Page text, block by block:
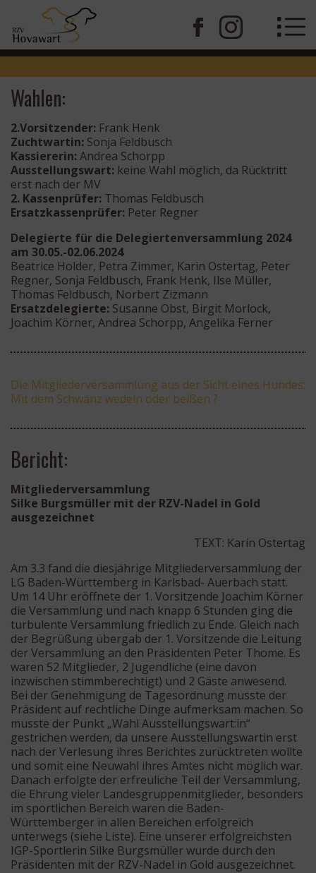
Wahlen:
2.Vorsitzender: Frank Henk
Zuchtwartin: Sonja Feldbusch
Kassiererin:Andrea Schorpp
Ausstellungswart: keine Wahl möglich, da Rücktritt
erst nach der MV
2. Kassenprüfer: Thomas Feldbusch
Ersatzkassenprüfer: Peter Regner
Delegierte für die Delegiertenversammlung 2024
am 30.05.-02.06.2024
Beatrice Holder, Petra Zimmer, Karin Ostertag, Peter
Regner, Sonja Feldbusch, Frank Henk, Ilse Müller,
Thomas Feldbusch, Norbert Zizmann
Ersatzdelegierte: Susanne Obst, Birgit Morlock,
Joachim Körner, Andrea Schorpp, Angelika Ferner
Die Mitgliederversammlung aus der Sicht eines Hundes:
Mit dem Schwanz wedeln oder beißen ?
Bericht:
Mitgliederversammlung
Silke Burgsmüller mit der RZV-Nadel in Gold
ausgezeichnet
TEXT: Karin Ostertag
Am 3.3 fand die diesjährige Mitgliederversammlung der
LG Baden-Württemberg in Karlsbad- Auerbach statt.
Um 14 Uhr eröffnete der 1. Vorsitzende Joachim Körner
die Versammlung und nach knapp 6 Stunden ging die
turbulente Versammlung friedlich zu Ende. Gleich nach
der Begrüßung übergab der 1. Vorsitzende die Leitung
der Versammlung an den Präsidenten Peter Thome. Es
waren 52 Mitglieder, 2 Jugendliche (eine davon
inzwischen stimmberechtigt) und 2 Gäste anwesend.
Bei der Genehmigung de Tagesordnung musste der
Präsident auf rechtliche Dinge aufmerksam machen. So
musste der Punkt „Wahl Ausstellungswart:in“
gestrichen werden, da unsere Ausstellungswartin erst
nach der Verlesung ihres Berichtes zurücktreten wollte
und somit eine Neuwahl ihres Amtes nicht möglich war.
Danach erfolgte der erfreuliche Teil der Versammlung,
die Ehrung vieler Landesgruppenmitglieder, besonders
im sportlichen Bereich waren die Baden-
Württemberger in allen Bereichen erfolgreich
unterwegs (siehe Liste). Eine unserer erfolgreichsten
IGP-Sportlerin Silke Burgsmüller wurde durch den
Präsidenten mit der RZV-Nadel in Gold ausgezeichnet.